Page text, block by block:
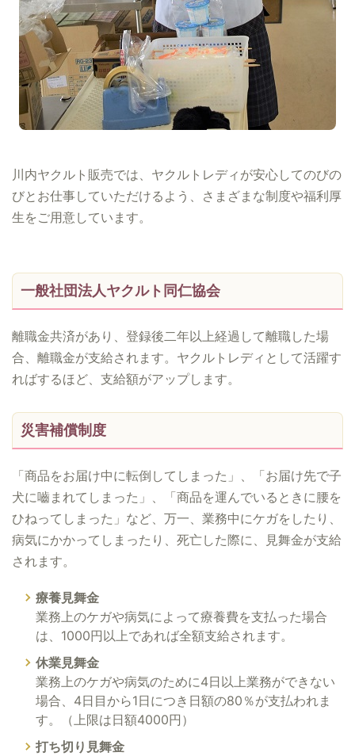
川内ヤクルト販売では、ヤクルトレディが安心してのびの
びとお仕事していただけるよう、さまざまな制度や福利厚
生をご用意しています。
一般社団法人ヤクルト同仁協会
離職金共済があり、登録後二年以上経過して離職した場
合、離職金が支給されます。ヤクルトレディとして活躍す
ればするほど、支給額がアップします。
災害補償制度
「商品をお届け中に転倒してしまった」、「お届け先で子
犬に嚙まれてしまった」、「商品を運んでいるときに腰を
ひねってしまった」など、万一、業務中にケガをしたり、
病気にかかってしまったり、死亡した際に、見舞金が支給
されます。
療養見舞金
業務上のケガや病気によって療養費を支払った場合
は、1000円以上であれば全額支給されます。
休業見舞金
業務上のケガや病気のために4日以上業務ができない
場合、4日目から1日につき日額の80％が支払われま
す。（上限は日額4000円）
打ち切り見舞金